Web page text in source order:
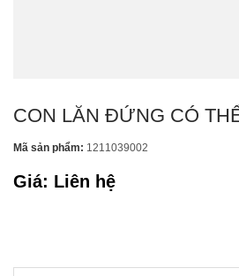
CON LĂN ĐỨNG CÓ
Mã sản phẩm: 1211039002
Giá: Liên hệ